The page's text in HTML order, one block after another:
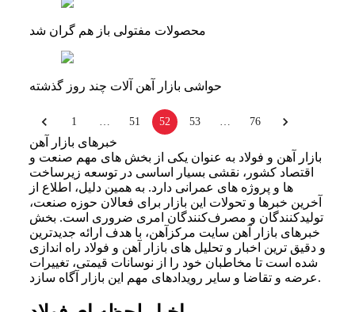
محصولات مفتولی باز هم گران شد
حواشی بازار آهن آلات چند روز گذشته
1 51 52 53 76
خبرهای بازار آهن
بازار آهن و فولاد به عنوان یکی از بخش ‌های مهم صنعت و
اقتصاد کشور، نقشی بسیار اساسی در توسعه زیرساخت
‌ها و پروژه‌ های عمرانی دارد. به همین دلیل، اطلاع از
آخرین خبرها و تحولات این بازار برای فعالان حوزه صنعت،
تولیدکنندگان و مصرف‌کنندگان امری ضروری است. بخش
خبرهای بازار آهن سایت مرکزآهن، با هدف ارائه جدیدترین
و دقیق ‌ترین اخبار و تحلیل ‌های بازار آهن و فولاد راه ‌اندازی
شده است تا مخاطبان خود را از نوسانات قیمتی، تغییرات
عرضه و تقاضا و سایر رویدادهای مهم این بازار آگاه سازد.